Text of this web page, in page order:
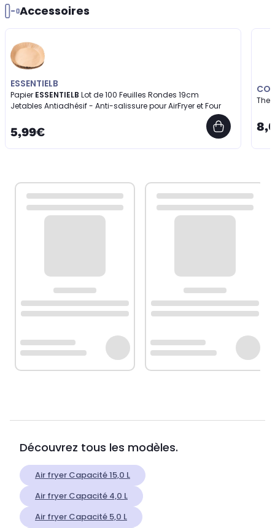
Accessoires
ESSENTIELB
Papier ESSENTIELB
Jetables Antiadhésif - Anti-salissure pour AirFryer et Four
5,99€
Découvrez tous les modèles.
Air fryer Capacité 15,0 L
Air fryer Capacité 4,0 L
Air fryer Capacité 5,0 L